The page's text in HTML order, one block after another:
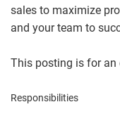
sales to maximize
and your team to
This posting is for an
Responsibilities